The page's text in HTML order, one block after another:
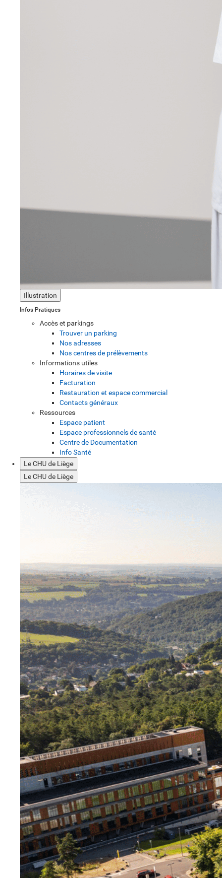
Illustration
Infos Pratiques
Accès et parkings
Trouver un parking
Nos adresses
Nos centres de prélèvements
Informations utiles
Horaires de visite
Facturation
Restauration et espace commercial
Contacts généraux
Ressources
Espace patient
Espace professionnels de santé
Centre de Documentation
Info Santé
Le CHU de Liège
Le CHU de Liège